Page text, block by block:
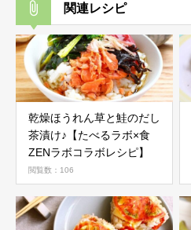
関連レシピ
乾燥ほうれん草と鮭のだし
茶漬け♪【たべるラボ×食
ZENラボコラボレシピ】
閲覧数：106